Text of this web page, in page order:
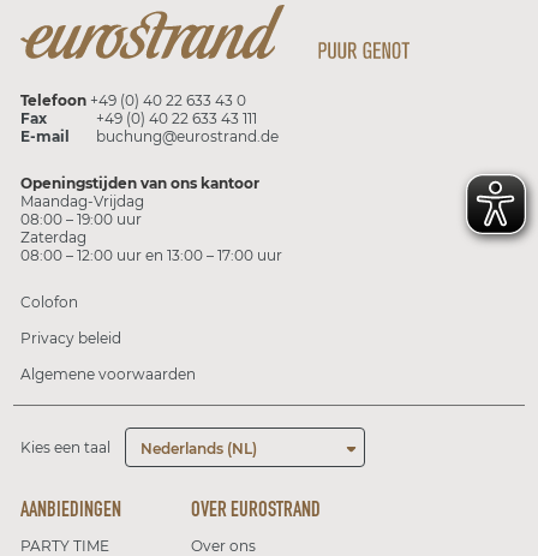
Telefoon +49 (0) 40 22 633 43 0
Fax
+49 (0) 40 22 633 43 111
E-mail
buchung@eurostrand.de
Openingstijden van ons kantoor
Maandag-Vrijdag
08:00 – 19:00 uur
Zaterdag
08:00 – 12:00 uur en 13:00 – 17:00 uur
Colofon
Privacy beleid
Algemene voorwaarden
Kies een taal Nederlands (NL)
AANBIEDINGEN
PARTY TIME
OVER EUROSTRAND
Over ons